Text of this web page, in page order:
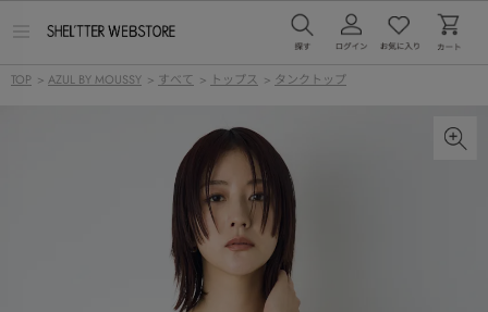
ー
TOP > AZUL BY MOUSSY > すべて > トップス > タンクトップ